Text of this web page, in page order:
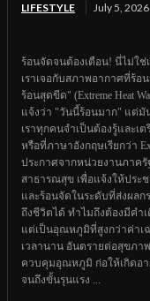
LIFESTYLE July 5, 2026
ร้อนจัดจนต้องเตือน! นี่ไม่ใช่
เราเจอกับสภาพอากาศที่ร้อ
ร้อนสุดขีด" (Extreme Heat
แจ้งว่า "วันนี้ร้อนมาก" แต่
เราทุกคนจำเป็นต้องรู้และ
หรือที่ภาษาอังกฤษเรียกว่า
ประกาศจากหน่วยงานภาค
สาธารณสุข เพื่อแจ้งให้ประ
และร้อนจัดในระดับที่ส่งผล
ถึงชีวิตได้ ทำไมถึงต้องมีคำ
แต่เป็นอุณหภูมิที่สูงกว่าค่าเ
เวลานาน อันตรายต่อสุขภา
ควบคุมอุณหภูมิ ก่อให้เกิดอา
จนถึงขั้นรุนแรง ...